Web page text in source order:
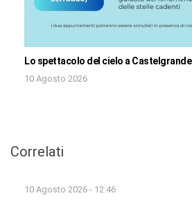
Lo spettacolo del cielo a Castelgrande
10 Agosto 2026
Correlati
10 Agosto 2026 - 12:46